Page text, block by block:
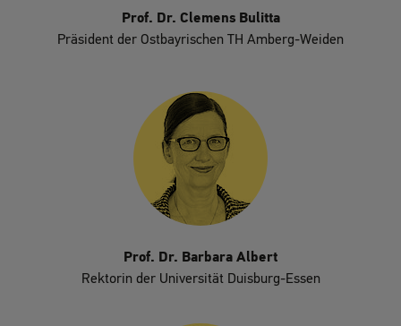
Prof. Dr. Clemens Bulitta
Präsident der Ostbayrischen TH Amberg-Weiden
Prof. Dr. Barbara Albert
Rektorin der Universität Duisburg-Essen